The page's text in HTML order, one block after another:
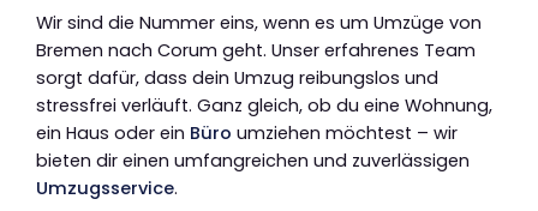
Wir sind die Nummer eins, wenn es um Umzüge von
Bremen nach Corum geht. Unser erfahrenes Team
sorgt dafür, dass dein Umzug reibungslos und
stressfrei verläuft. Ganz gleich, ob du eine Wohnung,
ein Haus oder ein Büro umziehen möchtest – wir
bieten dir einen umfangreichen und zuverlässigen
Umzugsservice.